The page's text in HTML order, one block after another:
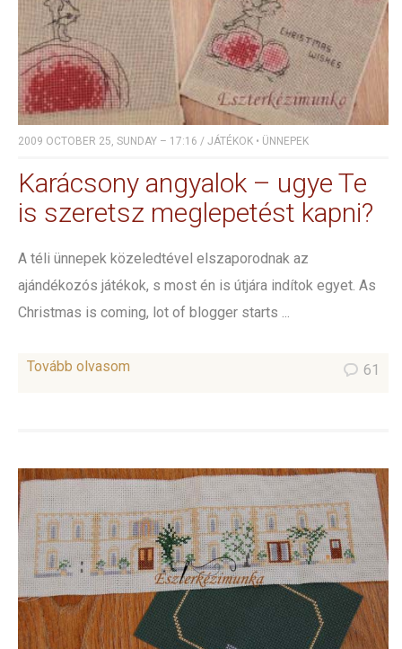
2009 OCTOBER 25, SUNDAY – 17:16 / JÁTÉKOK • ÜNNEPEK
Karácsony angyalok – ugye Te
is szeretsz meglepetést kapni?
A téli ünnepek közeledtével elszaporodnak az
ajándékozós játékok, s most én is útjára indítok egyet. As
Christmas is coming, lot of blogger starts ...
Tovább olvasom 61